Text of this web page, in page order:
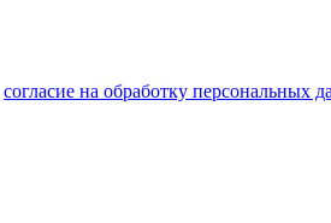
согласие на обработку персональных